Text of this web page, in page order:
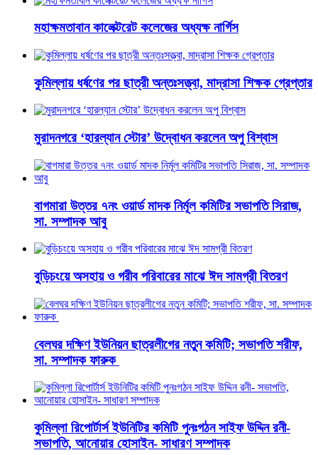
মহাক্ষমতাবান কালেক্টরেট কলেজের অধ্যক্ষ নার্গিস
কুমিল্লায় ধর্ষণের পর ছাত্রী অন্তঃসত্ত্বা, মাদ্রাসা শিক্ষক গ্রেপ্তার
মুরাদনগরে ‘হারল্যান স্টোর’ উদ্বোধন করলেন অপু বিশ্বাস
বাগমারা উত্তর ৭নং ওয়ার্ড মাদক নির্মূল কমিটির সভাপতি সিরাজ,
সা. সম্পাদক আবু
বুড়িচংয়ে অসহায় ও গরীব পরিবারের মাঝে ঈদ সামগ্রী বিতরণ
বেলঘর দক্ষিণ ইউনিয়ন ছাত্রলীগের নতুন কমিটি; সভাপতি শরীফ,
সা. সম্পাদক ফারুক
কুমিল্লা রিপোর্টার্স ইউনিটির কমিটি পুনঃগঠন সাইফ উদ্দিন রনী-
সভাপতি, আনোয়ার হোসাইন- সাধারণ সম্পাদক